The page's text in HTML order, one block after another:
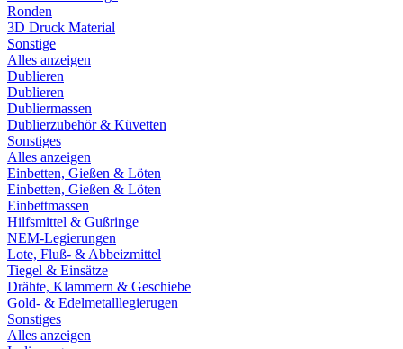
Ronden
3D Druck Material
Sonstige
Alles anzeigen
Dublieren
Dublieren
Dubliermassen
Dublierzubehör & Küvetten
Sonstiges
Alles anzeigen
Einbetten, Gießen & Löten
Einbetten, Gießen & Löten
Einbettmassen
Hilfsmittel & Gußringe
NEM-Legierungen
Lote, Fluß- & Abbeizmittel
Tiegel & Einsätze
Drähte, Klammern & Geschiebe
Gold- & Edelmetalllegierugen
Sonstiges
Alles anzeigen